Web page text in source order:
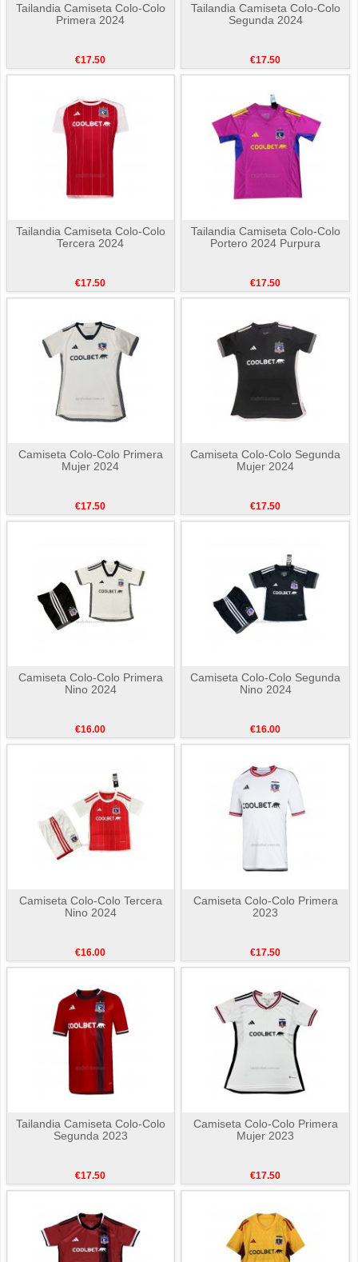
Tailandia Camiseta Colo-Colo
Primera 2024
€17.50
Tailandia Camiseta Colo-Colo
Segunda 2024
€17.50
Tailandia Camiseta Colo-Colo
Tercera 2024
€17.50
Tailandia Camiseta Colo-Colo
Portero 2024 Purpura
€17.50
Camiseta Colo-Colo Primera
Mujer 2024
€17.50
Camiseta Colo-Colo Segunda
Mujer 2024
€17.50
Camiseta Colo-Colo Primera
Nino 2024
€16.00
Camiseta Colo-Colo Segunda
Nino 2024
€16.00
Camiseta Colo-Colo Tercera
Nino 2024
€16.00
Camiseta Colo-Colo Primera
2023
€17.50
Tailandia Camiseta Colo-Colo
Segunda 2023
€17.50
Camiseta Colo-Colo Primera
Mujer 2023
€17.50